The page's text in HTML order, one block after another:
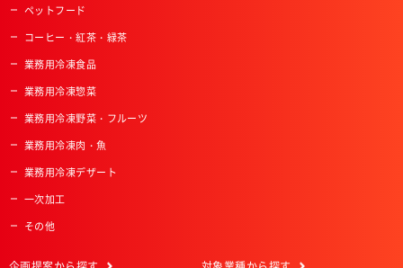
ペットフード
コーヒー・紅茶・緑茶
業務用冷凍食品
業務用冷凍惣菜
業務用冷凍野菜・フルーツ
業務用冷凍肉・魚
業務用冷凍デザート
一次加工
その他